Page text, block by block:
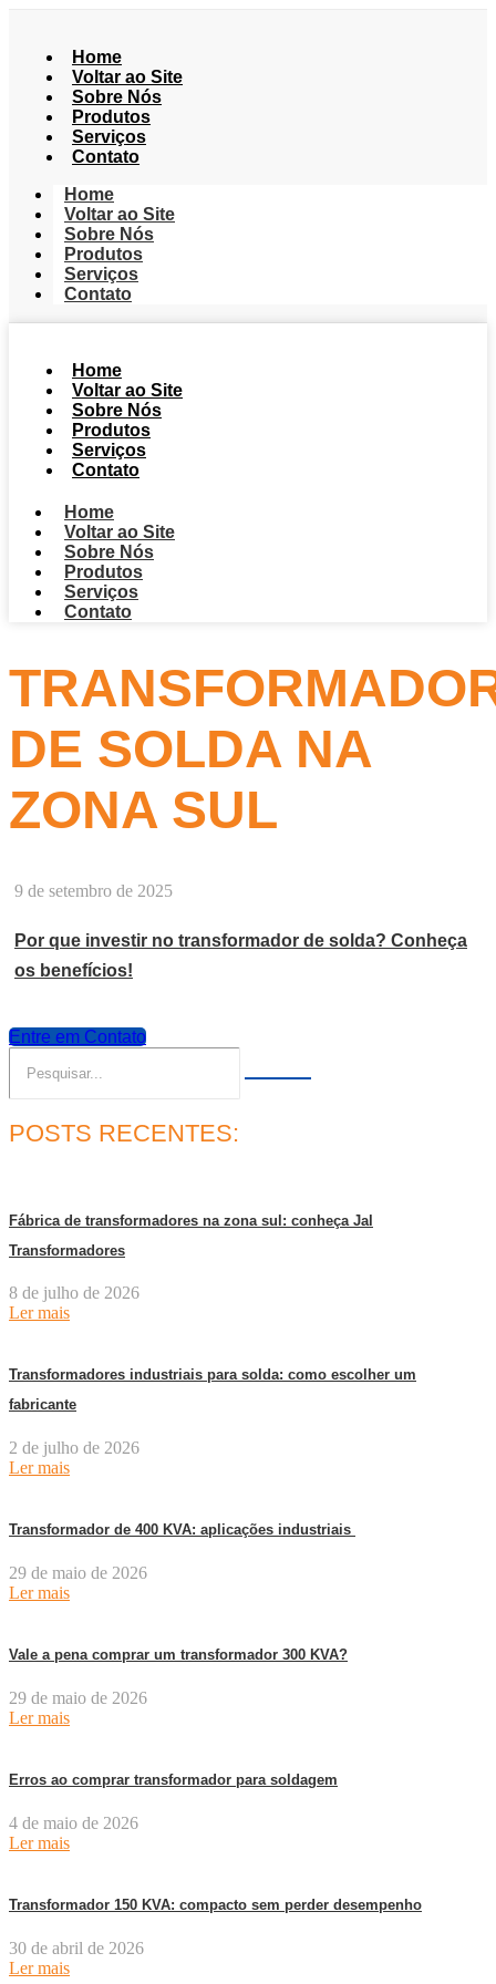
Home
Voltar ao Site
Sobre Nós
Produtos
Serviços
Contato
Home
Voltar ao Site
Sobre Nós
Produtos
Serviços
Contato
Home
Voltar ao Site
Sobre Nós
Produtos
Serviços
Contato
Home
Voltar ao Site
Sobre Nós
Produtos
Serviços
Contato
DE SOLDA NA
ZONA SUL
9 de setembro de 2025
Por que investir no transformador de solda? Conheça
os benefícios!
Entre em Contato
POSTS RECENTES:
Fábrica de transformadores na zona sul: conheça Jal
Transformadores
8 de julho de 2026
Ler mais
Transformadores industriais para solda: como escolher um
fabricante
2 de julho de 2026
Ler mais
Transformador de 400 KVA: aplicações industriais
29 de maio de 2026
Ler mais
Vale a pena comprar um transformador 300 KVA?
29 de maio de 2026
Ler mais
Erros ao comprar transformador para soldagem
4 de maio de 2026
Ler mais
Transformador 150 KVA: compacto sem perder desempenho
30 de abril de 2026
Ler mais